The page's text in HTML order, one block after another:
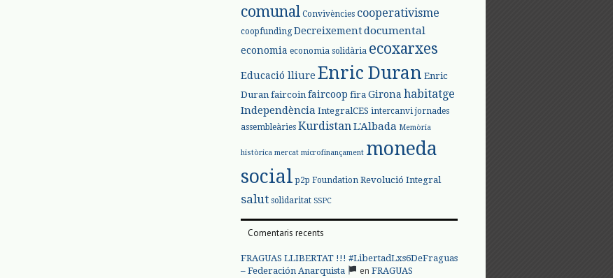
comunal Convivències cooperativisme
coopfunding Decreixementdocumental
economia economia solidària ecoxarxes
Educació lliure Enric Duran Enric
Duran faircoin faircoop fira Girona habitatge
Independència IntegralCES intercanvi jornades
assembleàries Kurdistan L'Albada Memòria
històrica mercat microfinançament moneda
social p2p Foundation Revolució Integral
salut solidaritat SSPC
Comentaris recents
FRAGUAS LLIBERTAT !!! #LibertadLxs6DeFraguas
– Federación Anarquista
en FRAGUAS